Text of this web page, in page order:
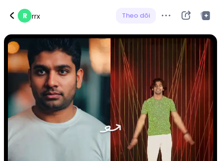
R rrx Theo dõi